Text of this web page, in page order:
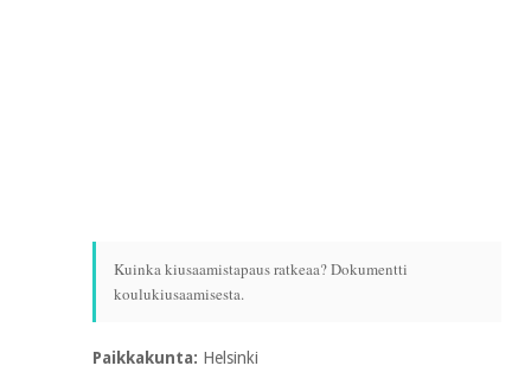
Kuinka kiusaamistapaus ratkeaa? Dokumentti
koulukiusaamisesta.
Paikkakunta: Helsinki